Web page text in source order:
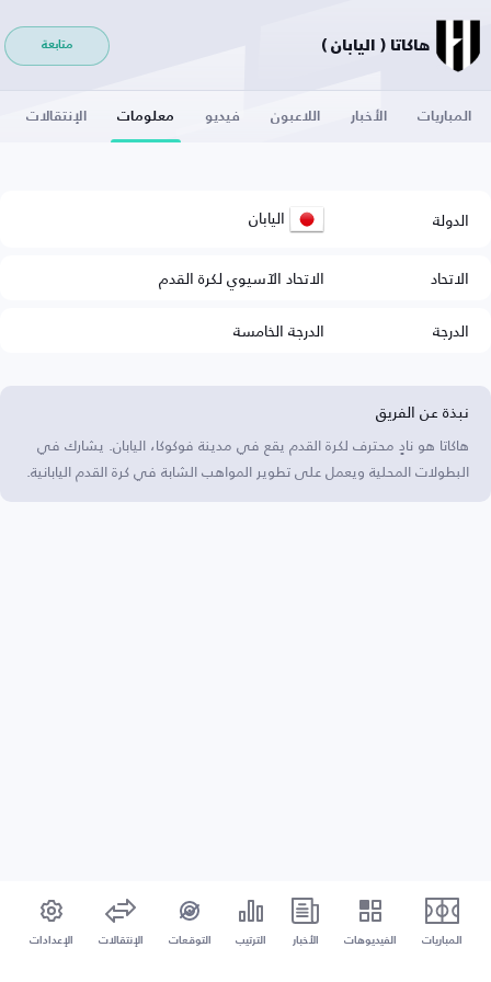
هاكاتا ( اليابان ) متابعة
المباريات الأخبار اللاعبون فيديو معلومات الإنتقالات
الدولة اليابان
الاتحاد
الاتحاد الآسيوي لكرة القدم
الدرجة
الدرجة الخامسة
نبذة عن الفريق
هاكاتا هو نادٍ محترف لكرة القدم يقع في مدينة فوكوكا، اليابان. يشارك في
البطولات المحلية ويعمل على تطوير المواهب الشابة في كرة القدم اليابانية.
المباريات الفيديوهات الأخبار الترتيب التوقعات الإنتقالات الإعدادات